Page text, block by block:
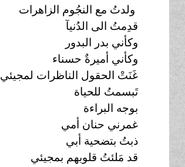
ولدتُ مع النجُوم الزاهرات
قدِمتُ الى الدُنيآ
وكأني بدر البدور
وكأني أميرةٌ حسناء
غَنَتْ الحقول الناظرات لمجيئي
تَبسمتُ للحياة
بوجه البراءة
غمرني حنان أمي
ذبتُ بتضحية أبي
قد مَلئتُ قلوبهم بمجيئي